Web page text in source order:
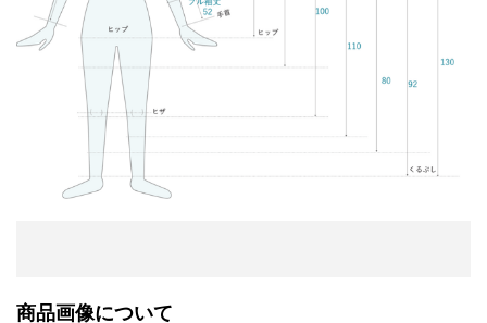
商品画像について